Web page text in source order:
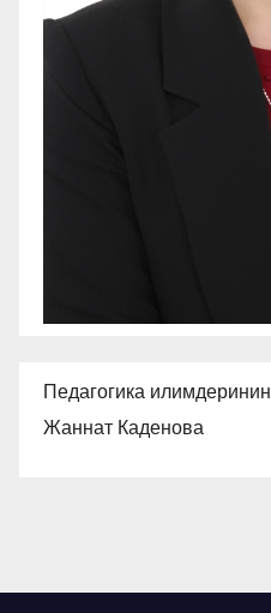
Педагогика
Жаннат Каденова